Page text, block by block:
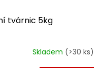
tvárnic 5kg
Skladem (>30 ks)